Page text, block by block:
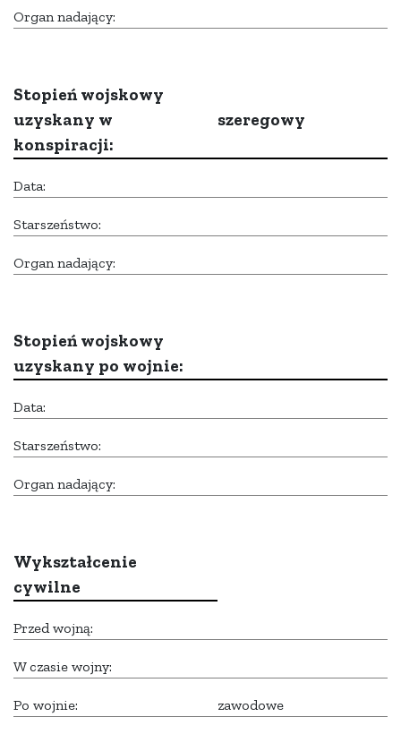
Organ nadający:
Stopień wojskowy
uzyskany w
konspiracji:
szeregowy
Data:
Starszeństwo:
Organ nadający:
Stopień wojskowy
uzyskany po wojnie:
Data:
Starszeństwo:
Organ nadający:
Wykształcenie
cywilne
Przed wojną:
W czasie wojny:
Po wojnie: zawodowe